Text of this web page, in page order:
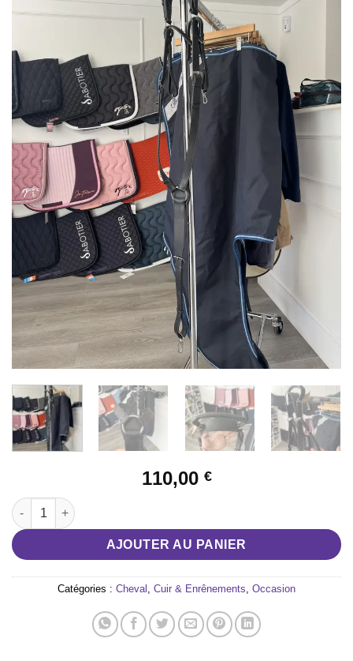
110,00 €
quantité de Collier de chasse Correct Connect
AJOUTER AU PANIER
Catégories : Cheval Cuir & Enrênements Occasion